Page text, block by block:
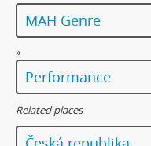
MAH Genre
»
Performance
Related places